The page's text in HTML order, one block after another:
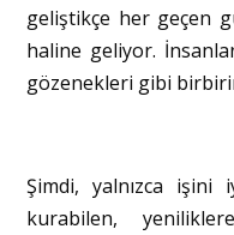
geliştikçe her geçen
haline geliyor.
gözenekleri gibi
Şimdi, yalnızca
kurabilen,